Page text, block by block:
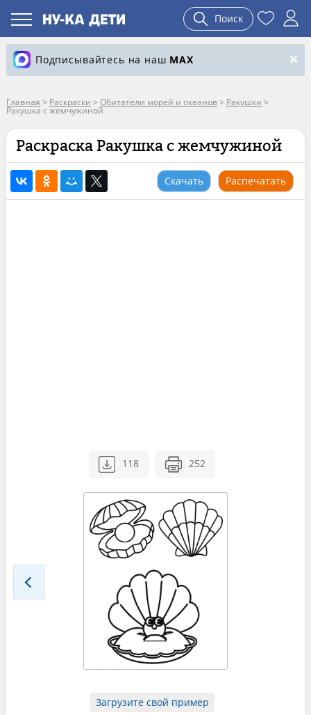
Поиск
Подписывайтесь на наш MAX
Главная > Раскраски > Обитатели морей и океанов> Ракушки >
Ракушка с жемчужиной
Раскраска Ракушка с жемчужиной
Скачать Распечатать
118 252
Загрузите свой пример